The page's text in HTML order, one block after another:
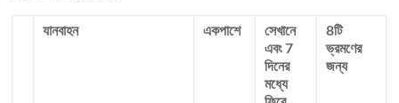
যানবাহন একপাশে
সেখানে
এবং 7
দিনের
মধ্যে
8টি
ভ্রমণের
জন্য